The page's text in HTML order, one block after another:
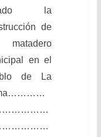
la
de
en el
de La
…………